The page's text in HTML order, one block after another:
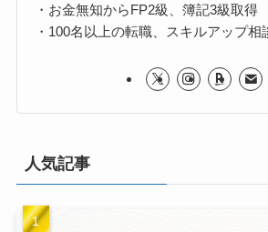
・お金無知からFP2級、簿記3級取得
・100名以上の転職、スキルアップ相
人気記事